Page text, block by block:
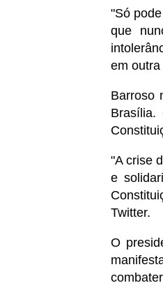
"Só
que
em
Barroso
Brasília.
"A crise
e
Twitter.
O